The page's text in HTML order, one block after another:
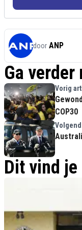
door ANP
Ga verder
Vorig
COP30
Volgend
Dit vind